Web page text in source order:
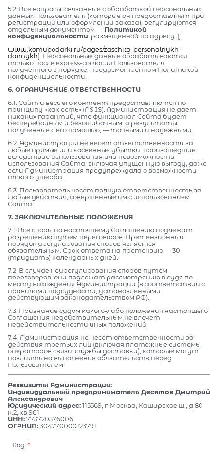
5.2. Все вопросы, связанные с обработкой персональных
данных Пользователя (которые он предоставляет при
регистрации или оформлении заказа), регулируются
отдельным документом — Политикой
конфиденциальности , размещенной по адресу: [
www.komupodarki.ru/pages/zaschita-personalnykh-
dannykh]. Персональные данные обрабатываются
только после express-согласия Пользователя,
полученного в порядке, предусмотренном Политикой
конфиденциальности.
6. ОГРАНИЧЕНИЕ ОТВЕТСТВЕННОСТИ
6.1. Сайт и весь его контент предоставляются по
принципу «как есть» (AS IS). Администрация не дает
никаких гарантий, что функционал Сайта будет
бесперебойным и безошибочным, а результаты,
полученные с его помощью, — точными и надежными.
6.2. Администрация не несет ответственности за
любые прямые или косвенные убытки, произошедшие
вследствие использования или невозможности
использования Сайта, включая упущенную выгоду, даже
если Администрация предупреждала о возможности
такого ущерба.
6.3. Пользователь несет полную ответственность за
любые действия, совершенные им с использованием
Сайта.
7. ЗАКЛЮЧИТЕЛЬНЫЕ ПОЛОЖЕНИЯ
7.1. Все споры по настоящему Соглашению подлежат
разрешению путем переговоров. Претензионный
порядок урегулирования споров является
обязательным. Срок ответа на претензию — 30
(тридцать) календарных дней.
7.2. В случае неурегулирования споров путем
переговоров, они подлежат рассмотрению в суде по
месту нахождения Администрации (в соответствии с
правилами подсудности, установленными
действующим законодательством РФ).
7.3. Признание судом какого-либо положения настоящего
Соглашения недействительным не влечет
недействительности иных положений.
7.4. Администрация не несет ответственности за
действия третьих лиц (включая платежные системы,
операторов связи, службы доставки), которые могут
повлиять на выполнение обязательств перед
Пользователем.
Реквизиты Администрации:
Индивидуальный предприниматель Десятов Дмитрий
Александрович
Юридический адрес:115569, г. Москва, Каширское ш., д.80
к.2, кв.901
ИНН:773720376006
ОГРНИП:304770000123791
Код